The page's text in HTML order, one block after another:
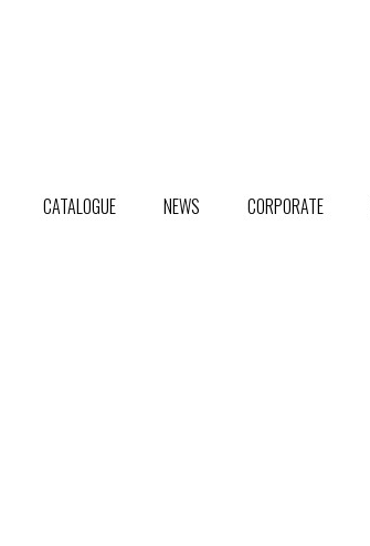
CATALOGUE NEWS CORPORATE